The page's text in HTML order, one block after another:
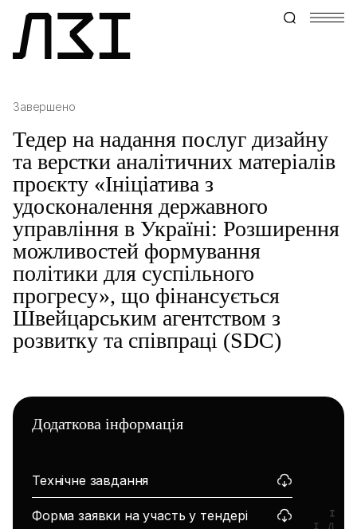
Завершено
Тедер на надання послуг дизайну
та верстки аналітичних матеріалів
проєкту «Ініціатива з
удосконалення державного
управління в Україні: Розширення
можливостей формування
політики для суспільного
прогресу», що фінансується
Швейцарським агентством з
розвитку та співпраці (SDC)
Додаткова інформація
Технічне завдання
Форма заявки на участь у тендері